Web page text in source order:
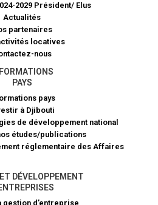
2029 Président/ Elus
Actualités
partenaires
locatives
nous
PAYS
pays
à Djibouti
de développement national
études/publications
réglementaire des Affaires
DÉVELOPPEMENT
gestion d’entreprise